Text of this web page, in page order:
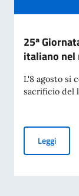
25ª
italiano nel
L'8 agosto si
sacrificio del
Leggi25ª